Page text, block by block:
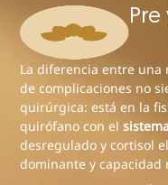
La diferencia entre una
de complicaciones no
quirúrgica: está en la
quirófano con el
desregulado y cortisol
dominante y capacidad